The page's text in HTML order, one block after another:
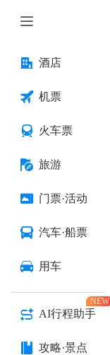
酒店
机票
火车票
旅游
门票·活动
汽车·船票
用车
AI行程助手
NEW
攻略·景点